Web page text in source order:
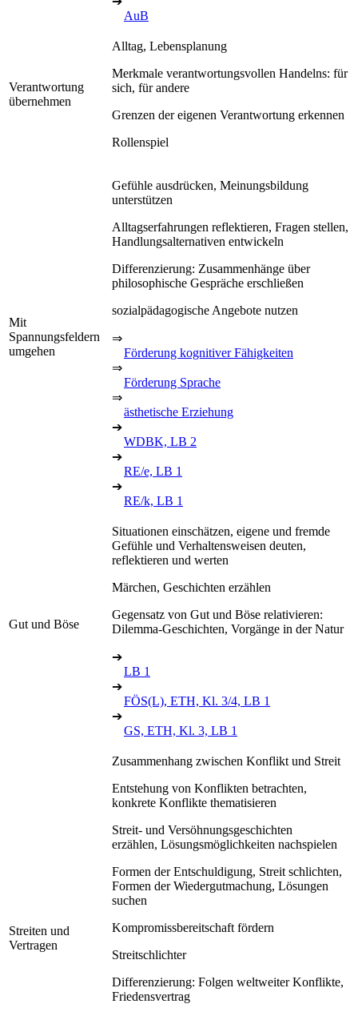
AuB
Verantwortung
übernehmen
Alltag, Lebensplanung
Merkmale verantwortungsvollen Handelns: für
sich, für andere
Grenzen der eigenen Verantwortung erkennen
Rollenspiel
Mit
Spannungsfeldern
umgehen
Gefühle ausdrücken, Meinungsbildung
unterstützen
Alltagserfahrungen reflektieren, Fragen stellen,
Handlungsalternativen entwickeln
Differenzierung: Zusammenhänge über
philosophische Gespräche erschließen
sozialpädagogische Angebote nutzen
⇒
Förderung kognitiver Fähigkeiten
⇒
Förderung Sprache
⇒
ästhetische Erziehung
➔
WDBK, LB 2
➔
RE/e, LB 1
➔
RE/k, LB 1
Gut und Böse
Situationen einschätzen, eigene und fremde
Gefühle und Verhaltensweisen deuten,
reflektieren und werten
Märchen, Geschichten erzählen
Gegensatz von Gut und Böse relativieren:
Dilemma-Geschichten, Vorgänge in der Natur
➔
LB 1
➔
FÖS(L), ETH, Kl. 3/4, LB 1
➔
GS, ETH, Kl. 3, LB 1
Streiten und
Vertragen
Zusammenhang zwischen Konflikt und Streit
Entstehung von Konflikten betrachten,
konkrete Konflikte thematisieren
Streit- und Versöhnungsgeschichten
erzählen, Lösungsmöglichkeiten nachspielen
Formen der Entschuldigung, Streit schlichten,
Formen der Wiedergutmachung, Lösungen
suchen
Kompromissbereitschaft fördern
Streitschlichter
Differenzierung: Folgen weltweiter Konflikte,
Friedensvertrag